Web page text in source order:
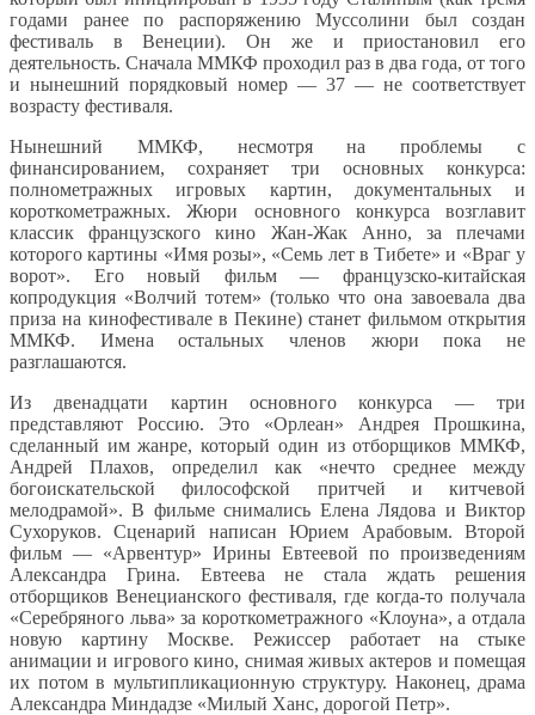
годами ранее по распоряжению Муссолини был создан
фестиваль в Венеции). Он же и приостановил его
деятельность. Сначала ММКФ проходил раз в два года, от того
и нынешний порядковый номер — 37 — не соответствует
возрасту фестиваля.
Нынешний ММКФ, несмотря на проблемы с
финансированием, сохраняет три основных конкурса:
полнометражных игровых картин, документальных и
короткометражных. Жюри основного конкурса возглавит
классик французского кино Жан-Жак Анно, за плечами
которого картины «Имя розы», «Семь лет в Тибете» и «Враг у
ворот». Его новый фильм — французско-китайская
копродукция «Волчий тотем» (только что она завоевала два
приза на кинофестивале в Пекине) станет фильмом открытия
ММКФ. Имена остальных членов жюри пока не
разглашаются.
Из двенадцати картин основного конкурса — три
представляют Россию. Это «Орлеан» Андрея Прошкина,
сделанный им жанре, который один из отборщиков ММКФ,
Андрей Плахов, определил как «нечто среднее между
богоискательской философской притчей и китчевой
мелодрамой». В фильме снимались Елена Лядова и Виктор
Сухоруков. Сценарий написан Юрием Арабовым. Второй
фильм — «Арвентур» Ирины Евтеевой по произведениям
Александра Грина. Евтеева не стала ждать решения
отборщиков Венецианского фестиваля, где когда-то получала
«Серебряного льва» за короткометражного «Клоуна», а отдала
новую картину Москве. Режиссер работает на стыке
анимации и игрового кино, снимая живых актеров и помещая
их потом в мультипликационную структуру. Наконец, драма
Александра Миндадзе «Милый Ханс, дорогой Петр».